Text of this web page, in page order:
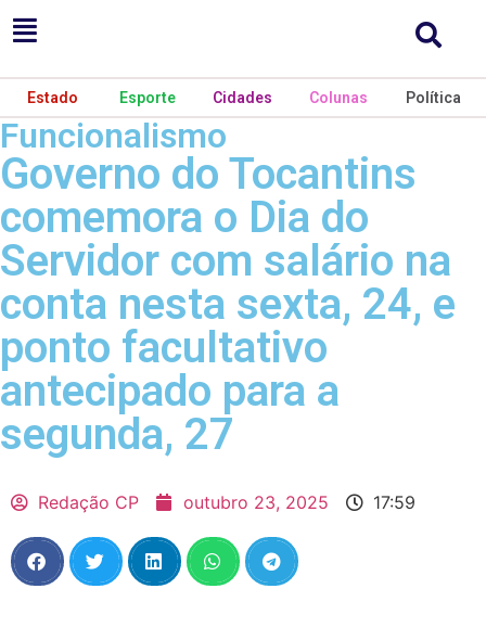
Estado Esporte Cidades Colunas Política
Funcionalismo ​
Governo do Tocantins
comemora o Dia do
Servidor com salário na
conta nesta sexta, 24, e
ponto facultativo
antecipado para a
segunda, 27
Redação CP outubro 23, 2025 17:59